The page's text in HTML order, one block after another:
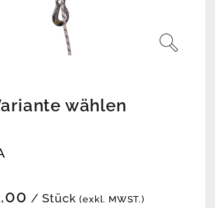
wählen
/ Stück (exkl. MWST.)